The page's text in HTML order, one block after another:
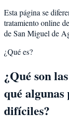
Esta página se
tratamiento online
de San Miguel de
¿Qué es?
¿Qué son
qué algunas
difíciles?